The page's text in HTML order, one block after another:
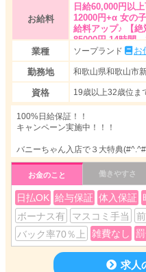
お給料
日給60,000円以
12000円+α 女の
給料アップ♪ 【
85000円 14時間
業種
ソープランド お
勤務地 和歌山県和歌山市
資格 19歳以上32歳位ま
100%日給保証！！
キャンペーン実施中！！！
バニーちゃん入店で３大特典
『①女の子全員に永久保証 最大１
経験や見た目なんかに関係なく、
それもアナタの働き方に合わせて
7時間 45000円
12時間 85000円
14時間 100000円
お金のこと
日払OK 給与保証 体入保証
ボーナス有
マスコミ手当
バック率70％上
雑費なし
働きやすさ
求人